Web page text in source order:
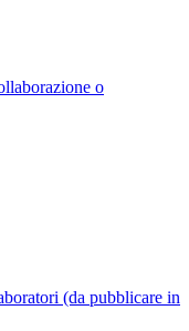
o
(da pubblicare in